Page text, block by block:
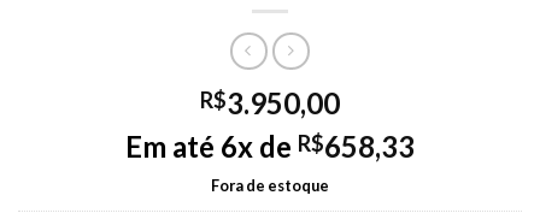
R$3.950,00
Em até 6x de R$658,33
Fora de estoque